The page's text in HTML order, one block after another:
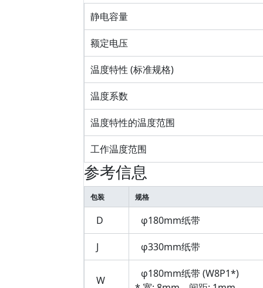
静电容量
额定电压
温度特性 (标准规格)
温度系数
温度特性的温度范围
工作温度范围
参考信息
包装 规格
D φ180mm纸带
J φ330mm纸带
W
φ180mm纸带 (W8P1*)